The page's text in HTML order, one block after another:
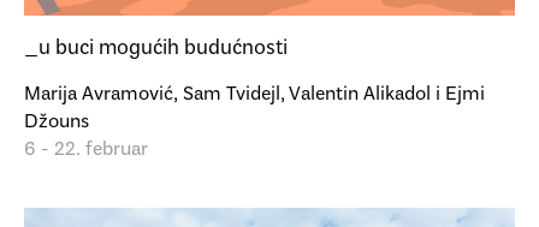
_u buci mogućih budućnosti
Marija Avramović, Sam Tvidejl, Valentin Alikadol i Ejmi
Džouns
6 - 22. februar